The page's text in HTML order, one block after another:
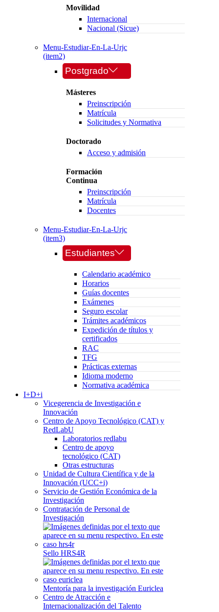
Movilidad
Internacional
Nacional (Sicue)
Menu-Estudiar-En-La-Urjc
(item2)
Postgrado
Másteres
Preinscripción
Matrícula
Solicitudes y Normativa
Doctorado
Acceso y admisión
Formación
Continua
Preinscripción
Matrícula
Docentes
Menu-Estudiar-En-La-Urjc
(item3)
Estudiantes
Calendario académico
Horarios
Guías docentes
Exámenes
Seguro escolar
Trámites académicos
Expedición de títulos y
certificados
RAC
TFG
Prácticas externas
Idioma moderno
Normativa académica
I+D+i
Vicegerencia de Investigación e
Innovación
Centro de Apoyo Tecnológico (CAT) y
RedLabU
Laboratorios redlabu
Centro de apoyo
tecnológico (CAT)
Otras estructuras
Unidad de Cultura Científica y de la
Innovación (UCC+i)
Servicio de Gestión Económica de la
Investigación
Contratación de Personal de
Investigación
Sello HRS4R
Mentoría para la investigación Euriclea
Centro de Atracción e
Internacionalización del Talento